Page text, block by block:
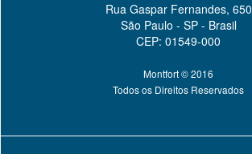
Rua Gaspar Fernandes, 650
São Paulo - SP - Brasil
CEP: 01549-000
Montfort © 2016
Todos os Direitos Reservados